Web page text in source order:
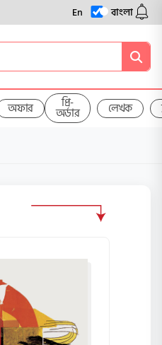
En বাংলা
অফার প্রি-
অর্ডার লেখক